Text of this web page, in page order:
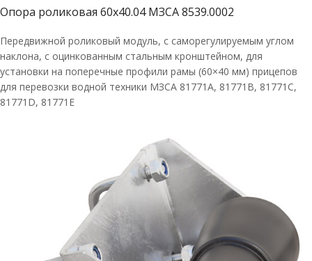
Опора роликовая 60х40.04 МЗСА 8539.0002
Передвижной роликовый модуль, с саморегулируемым углом
наклона, с оцинкованным стальным кронштейном, для
установки на поперечные профили рамы (60×40 мм) прицепов
для перевозки водной техники МЗСА 81771A, 81771В, 81771С,
81771D, 81771E